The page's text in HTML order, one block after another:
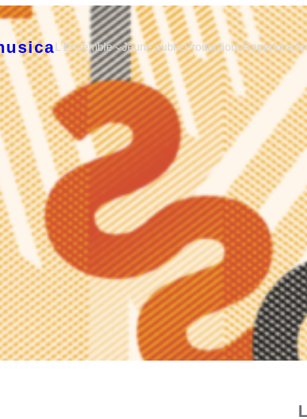
L’Ensemble Jeune publicProductionsRepertoire